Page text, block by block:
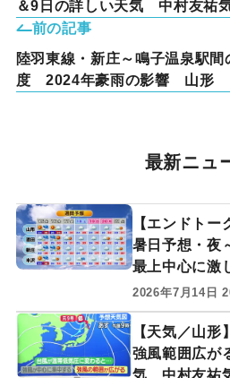
＆9日の詳しい天気 中村友祐
陸羽東線・新庄～鳴子温泉駅
度 2024年豪雨の影響 山形
前の記事
最新ニュ
【エンドト
暑日予想・夜
最上中心に
2026年7月14日
【天気／山形
強風範囲広が
気 中村友祐